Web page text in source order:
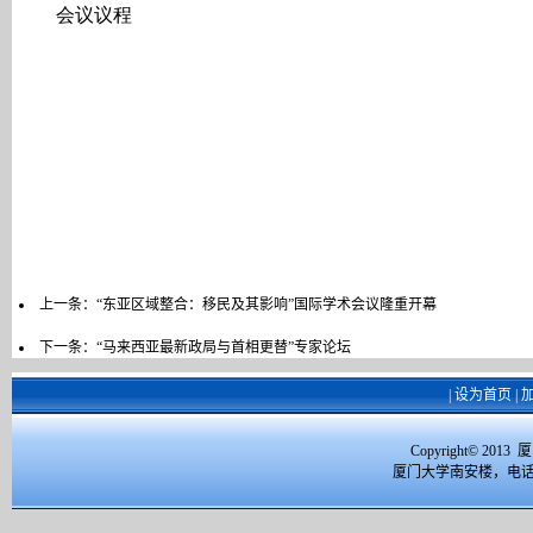
会议议程
上一条： “东亚区域整合：移民及其影响”国际学术会议隆重开幕
下一条： “马来西亚最新政局与首相更替”专家论坛
设为首页
Copyright© 2013
厦门大学南安楼，电